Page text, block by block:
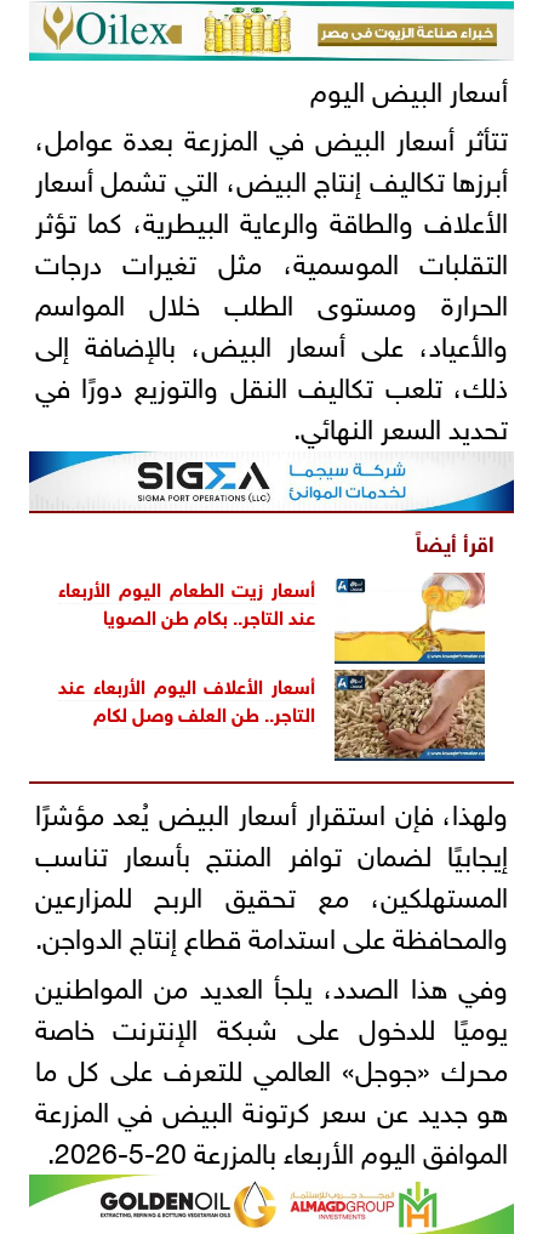
أسعار البيض اليوم
تتأثر أسعار البيض في المزرعة بعدة عوامل،
أبرزها تكاليف إنتاج البيض، التي تشمل أسعار
الأعلاف والطاقة والرعاية البيطرية، كما تؤثر
التقلبات الموسمية، مثل تغيرات درجات
الحرارة ومستوى الطلب خلال المواسم
والأعياد، على أسعار البيض، بالإضافة إلى
ذلك، تلعب تكاليف النقل والتوزيع دورًا في
تحديد السعر النهائي.
اقرأ أيضاً
أسعار زيت الطعام اليوم الأربعاء
عند التاجر.. بكام طن الصويا
أسعار الأعلاف اليوم الأربعاء عند
التاجر.. طن العلف وصل لكام
ولهذا، فإن استقرار أسعار البيض يُعد مؤشرًا
إيجابيًا لضمان توافر المنتج بأسعار تناسب
المستهلكين، مع تحقيق الربح للمزارعين
والمحافظة على استدامة قطاع إنتاج الدواجن.
وفي هذا الصدد، يلجأ العديد من المواطنين
يوميًا للدخول على شبكة الإنترنت خاصة
محرك «جوجل» العالمي للتعرف على كل ما
هو جديد عن سعر كرتونة البيض في المزرعة
الموافق اليوم الأربعاء بالمزرعة 20-5-2026.